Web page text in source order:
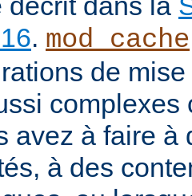
. mod_cache
de
complexes
avez à faire à
à des